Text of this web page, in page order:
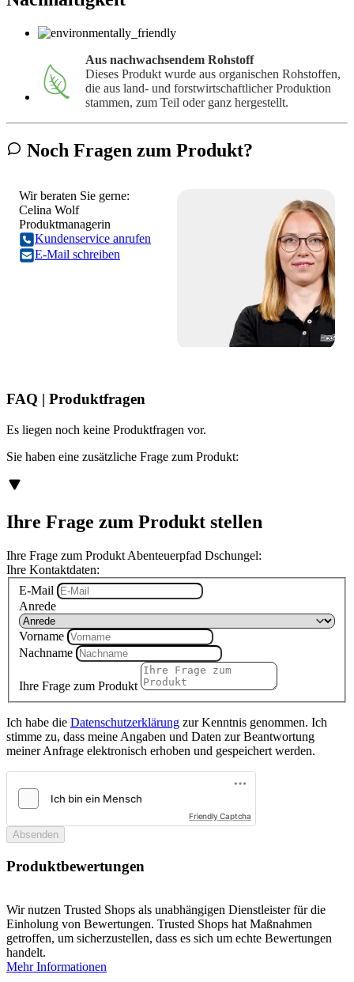
Aus nachwachsendem Rohstoff
Dieses Produkt wurde aus organischen Rohstoffen,
die aus land- und forstwirtschaftlicher Produktion
stammen, zum Teil oder ganz hergestellt.
Noch Fragen zum Produkt?
Wir beraten Sie gerne:
Celina Wolf
Produktmanagerin
Kundenservice anrufen
E-Mail schreiben
FAQ | Produktfragen
Es liegen noch keine Produktfragen vor.
Sie haben eine zusätzliche Frage zum Produkt:
Ihre Frage zum Produkt stellen
Ihre Frage zum Produkt Abenteuerpfad Dschungel:
Ihre Kontaktdaten:
E-Mail
Anrede
Vorname
Nachname
Ihre Frage zum Produkt
Ich habe die Datenschutzerklärung zur Kenntnis genommen. Ich
stimme zu, dass meine Angaben und Daten zur Beantwortung
meiner Anfrage elektronisch erhoben und gespeichert werden.
Friendly Captcha
Absenden
Produktbewertungen
Wir nutzen Trusted Shops als unabhängigen Dienstleister für die
Einholung von Bewertungen. Trusted Shops hat Maßnahmen
getroffen, um sicherzustellen, dass es sich um echte Bewertungen
handelt.
Mehr Informationen